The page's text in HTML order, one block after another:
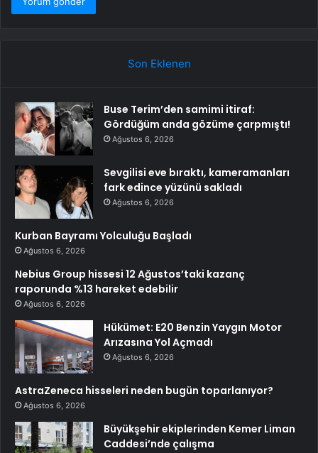
Son Eklenen
Buse Terim’den samimi itiraf:
Gördüğüm anda gözüme çarpmıştı!
Ağustos 6, 2026
Sevgilisi eve bıraktı, kameramanları
fark edince yüzünü sakladı
Ağustos 6, 2026
Kurban Bayramı Yolculuğu Başladı
Ağustos 6, 2026
Nebius Group hissesi 12 Ağustos’taki kazanç
raporunda %13 hareket edebilir
Ağustos 6, 2026
Hükümet: E20 Benzin Yaygın Motor
Arızasına Yol Açmadı
Ağustos 6, 2026
AstraZeneca hisseleri neden bugün toparlanıyor?
Ağustos 6, 2026
Büyükşehir ekiplerinden Kemer Liman
Caddesi’nde çalışma